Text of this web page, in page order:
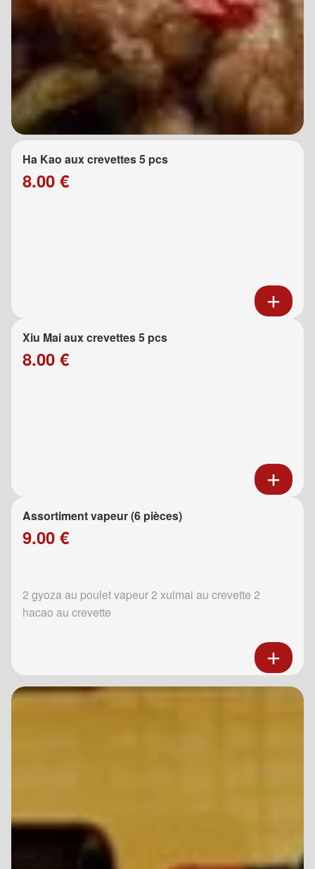
Ha Kao aux crevettes 5 pcs
8.00 €
Xiu Mai aux crevettes 5 pcs
8.00 €
Assortiment vapeur (6 pièces)
9.00 €
2 gyoza au poulet vapeur 2 xuimai au crevette 2
hacao au crevette